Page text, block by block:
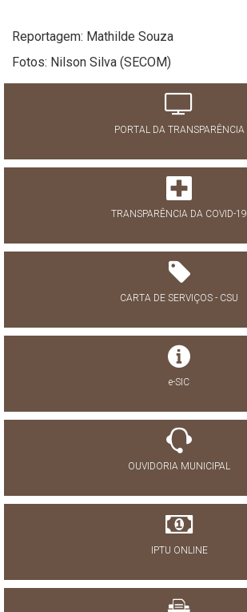
Reportagem: Mathilde Souza
Fotos: Nilson Silva (SECOM)
PORTAL DA TRANSPARÊNCIA
TRANSPARÊNCIA DA COVID-19
CARTA DE SERVIÇOS - CSU
e-SIC
OUVIDORIA MUNICIPAL
IPTU ONLINE